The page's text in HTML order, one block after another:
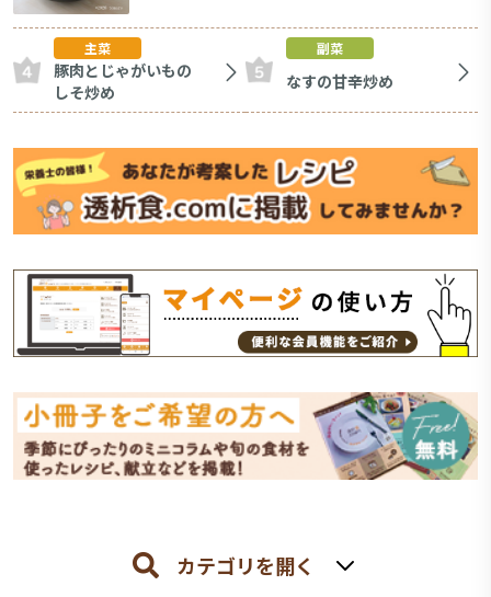
主菜
豚肉とじゃがいもの
しそ炒め
副菜
なすの甘辛炒め
カテゴリを開く